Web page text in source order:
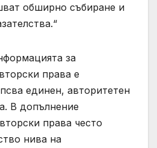
обширно събиране и
за
права е
единен, авторитетен
В допълнение
права често
нива на